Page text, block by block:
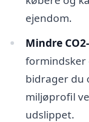
ejendom.
Mindre
bidrager du
miljøprofil
udslippet.